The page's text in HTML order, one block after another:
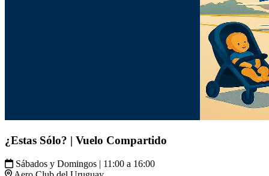
¿Estas Sólo? | Vuelo Compartido
Sábados y Domingos | 11:00 a 16:00